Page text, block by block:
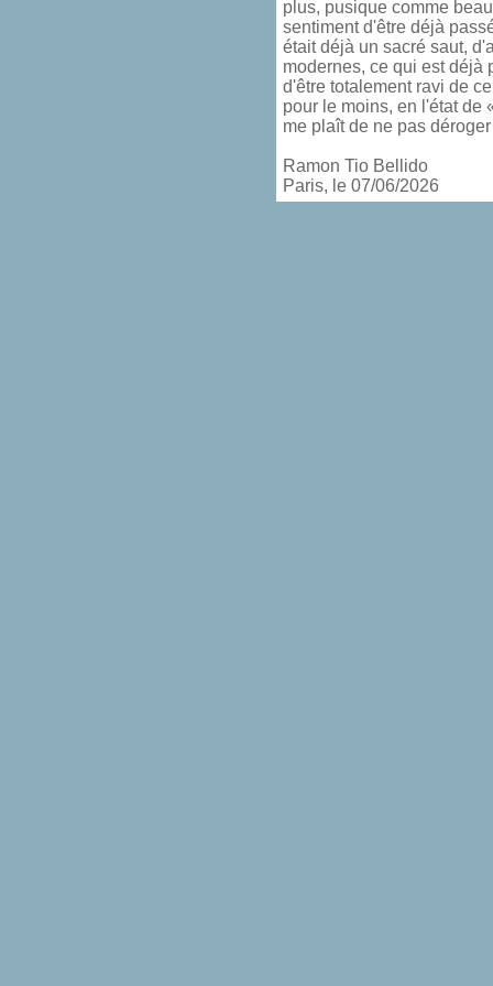
plus, pusique comme
sentiment d'être déjà
était déjà un sacré saut,
modernes, ce qui est déjà
d'être totalement ravi de
pour le moins, en l'état de
me plaît de ne pas
Ramon Tio Bellido
Paris, le 07/06/2026